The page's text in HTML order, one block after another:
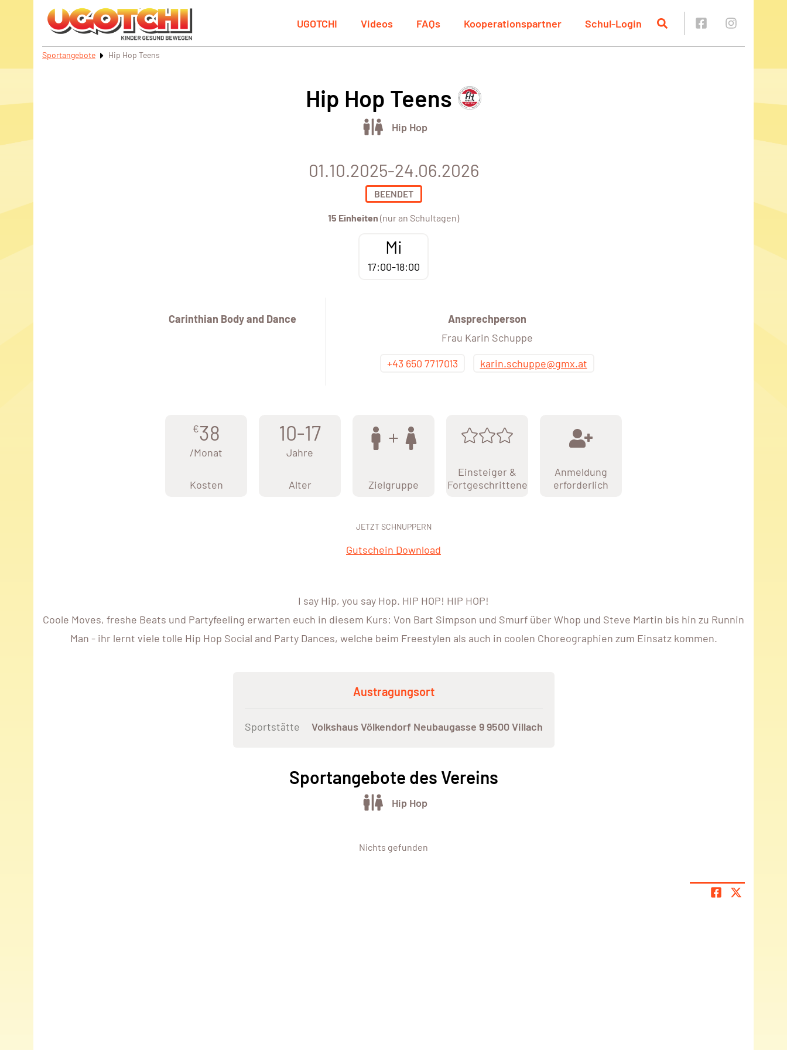
UGOTCHI Videos FAQs Kooperationspartner Schul-Login
Sportangebote Hip Hop Teens
Hip Hop Teens
Hip Hop
01.10.2025-24.06.2026
BEENDET
15 Einheiten (nur an Schultagen)
Mi
17:00-18:00
Carinthian Body and Dance
Ansprechperson
Frau Karin Schuppe
+43 650 7717013
karin.schuppe@gmx.at
€38
/Monat
Kosten
10-17
Jahre
Alter Zielgruppe
Einsteiger &
Fortgeschrittene
Anmeldung
erforderlich
JETZT SCHNUPPERN
Gutschein Download
I say Hip, you say Hop. HIP HOP! HIP HOP!
Coole Moves, freshe Beats und Partyfeeling erwarten euch in diesem Kurs: Von Bart Simpson und Smurf über Whop und Steve Martin bis hin zu Runnin
Man - ihr lernt viele tolle Hip Hop Social and Party Dances, welche beim Freestylen als auch in coolen Choreographien zum Einsatz kommen.
Austragungsort
Sportstätte Volkshaus Völkendorf Neubaugasse 9 9500 Villach
Sportangebote des Vereins
Hip Hop
Nichts gefunden